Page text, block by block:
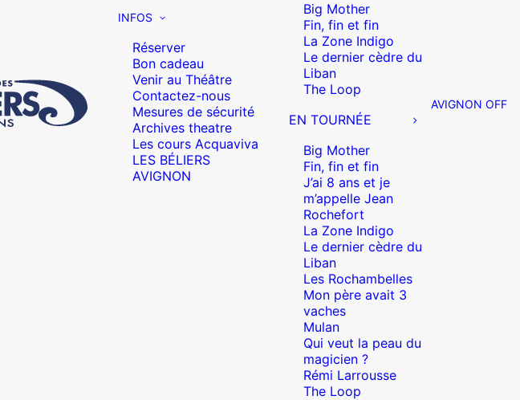
INFOS
Réserver
Bon cadeau
Venir au Théâtre
Contactez-nous
Mesures de sécurité
Archives theatre
Les cours Acquaviva
LES BÉLIERS
AVIGNON
Big Mother
Fin, fin et fin
La Zone Indigo
Le dernier cèdre du
Liban
The Loop
EN TOURNÉE
Big Mother
Fin, fin et fin
J’ai 8 ans et je
m’appelle Jean
Rochefort
La Zone Indigo
Le dernier cèdre du
Liban
Les Rochambelles
Mon père avait 3
vaches
Mulan
Qui veut la peau du
magicien ?
Rémi Larrousse
The Loop
AVIGNON OFF